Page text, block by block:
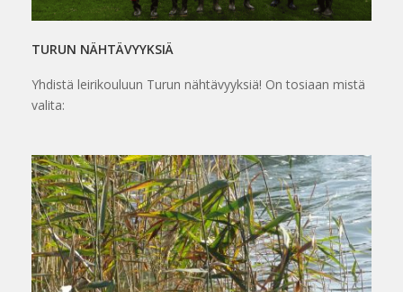
TURUN NÄHTÄVYYKSIÄ
Yhdistä leirikouluun Turun nähtävyyksiä! On tosiaan mistä
valita: